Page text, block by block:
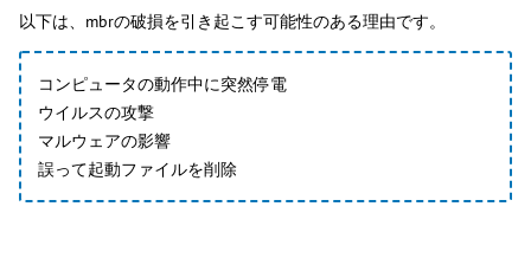
以下は、mbrの破損を引き起こす可能性のある理由です。
コンピュータの動作中に突然停電
ウイルスの攻撃
マルウェアの影響
誤って起動ファイルを削除